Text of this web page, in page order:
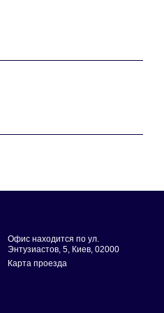
Офис находится по ул.
Энтузиастов, 5, Киев, 02000
Карта проезда